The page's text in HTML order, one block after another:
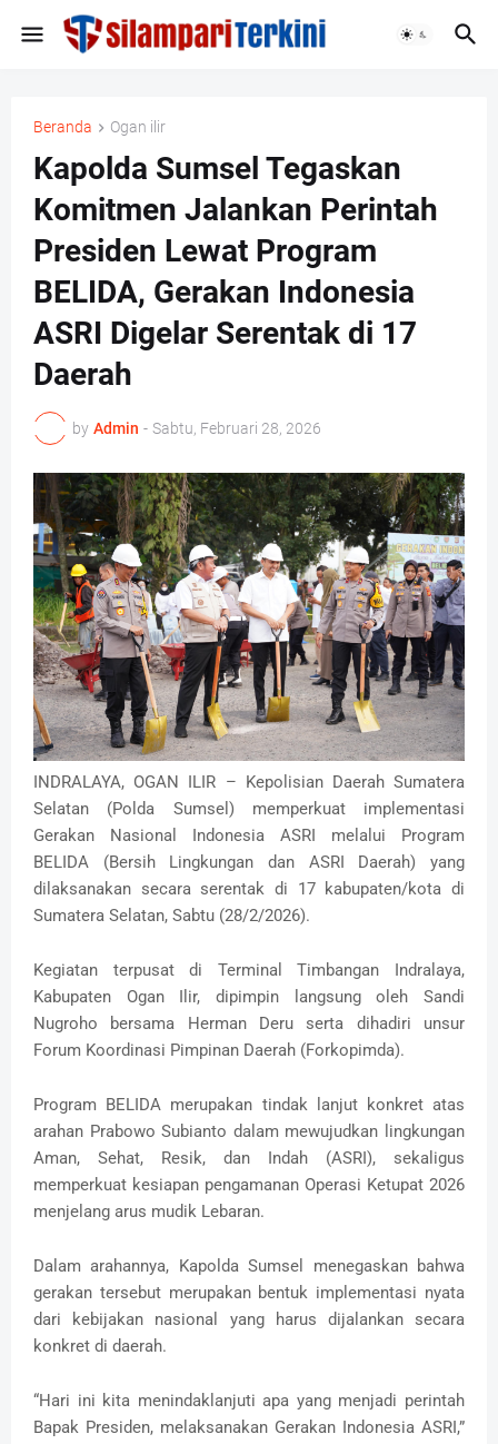
Beranda Ogan ilir
Kapolda Sumsel Tegaskan
Komitmen Jalankan Perintah
Presiden Lewat Program
BELIDA, Gerakan Indonesia
ASRI Digelar Serentak di 17
Daerah
by Admin - Sabtu, Februari 28, 2026
INDRALAYA, OGAN ILIR – Kepolisian Daerah Sumatera
Selatan (Polda Sumsel) memperkuat implementasi
Gerakan Nasional Indonesia ASRI melalui Program
BELIDA (Bersih Lingkungan dan ASRI Daerah) yang
dilaksanakan secara serentak di 17 kabupaten/kota di
Sumatera Selatan, Sabtu (28/2/2026).
Kegiatan terpusat di Terminal Timbangan Indralaya,
Kabupaten Ogan Ilir, dipimpin langsung oleh Sandi
Nugroho bersama Herman Deru serta dihadiri unsur
Forum Koordinasi Pimpinan Daerah (Forkopimda).
Program BELIDA merupakan tindak lanjut konkret atas
arahan Prabowo Subianto dalam mewujudkan lingkungan
Aman, Sehat, Resik, dan Indah (ASRI), sekaligus
memperkuat kesiapan pengamanan Operasi Ketupat 2026
menjelang arus mudik Lebaran.
Dalam arahannya, Kapolda Sumsel menegaskan bahwa
gerakan tersebut merupakan bentuk implementasi nyata
dari kebijakan nasional yang harus dijalankan secara
konkret di daerah.
“Hari ini kita menindaklanjuti apa yang menjadi perintah
Bapak Presiden, melaksanakan Gerakan Indonesia ASRI,”